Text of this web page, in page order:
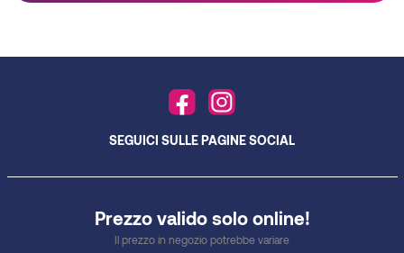
Prezzo valido solo online!
Il prezzo in negozio potrebbe variare
SEGUICI SULLE PAGINE SOCIAL